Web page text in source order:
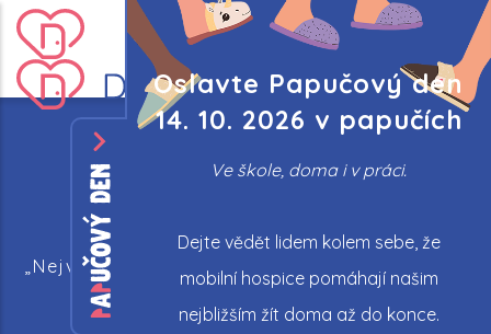
Skip
main
content
Oslavte Papučový den
14. 10. 2026 v papučích
Ve škole, doma i v práci.
Dejte vědět lidem kolem sebe, že
mobilní hospice pomáhají našim
nejbližším žít doma až do konce.
„Nejvíc nám pomohlo, že tu pro nás zkrátka
byli.“